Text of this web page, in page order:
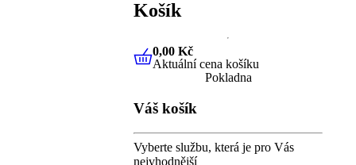
Košík
0,00 KčAktuální cena košíku
0,00 Kč
Aktuální cena košíku
Pokladna
Váš košík
Vyberte službu, která je pro Vás
nejvhodnější